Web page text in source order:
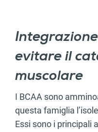
evitare il
muscolare
I BCAA sono
questa famiglia
Essi sono i principali